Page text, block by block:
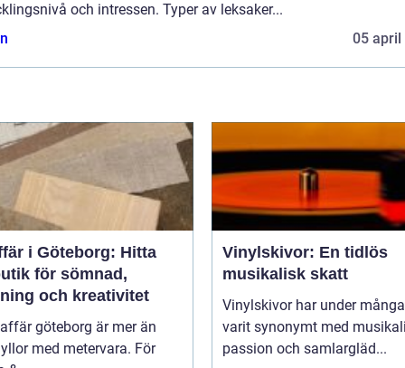
och intressen. Typer av leksaker...
05 april
i Göteborg: Hitta
för sömnad,
och kreativitet
göteborg är mer än
med metervara. För
Vinylskivor: En tidlös
musikalisk skatt
Vinylskivor har under
varit synonymt med
passion och samlargläd...